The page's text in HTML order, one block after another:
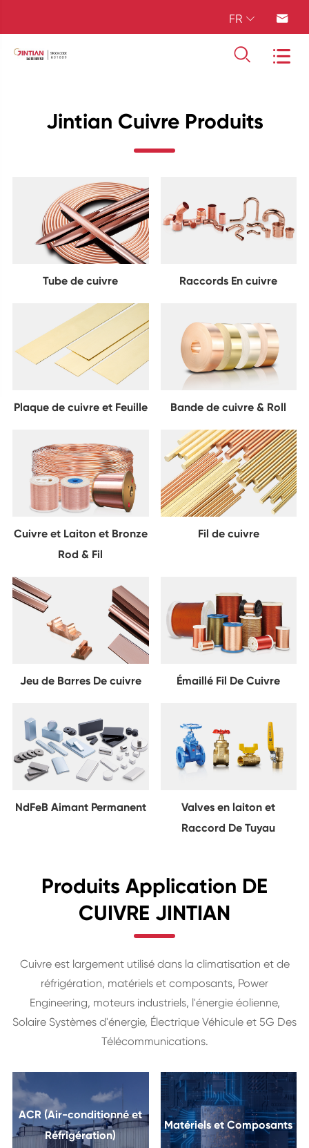
FR  
 
Jintian Cuivre Produits
Tube de cuivre Raccords En cuivre
Plaque de cuivre et Feuille Bande de cuivre & Roll
Cuivre et Laiton et Bronze
Rod & Fil
Fil de cuivre
Jeu de Barres De cuivre Émaillé Fil De Cuivre
NdFeB Aimant Permanent
Valves en laiton et
Raccord De Tuyau
Produits Application DE
CUIVRE JINTIAN
Cuivre est largement utilisé dans la climatisation et de
réfrigération, matériels et composants, Power
Engineering, moteurs industriels, l'énergie éolienne,
Solaire Systèmes d'énergie, Électrique Véhicule et 5G Des
Télécommunications.
ACR (Air-conditionné et
Réfrigération)
Matériels et Composants